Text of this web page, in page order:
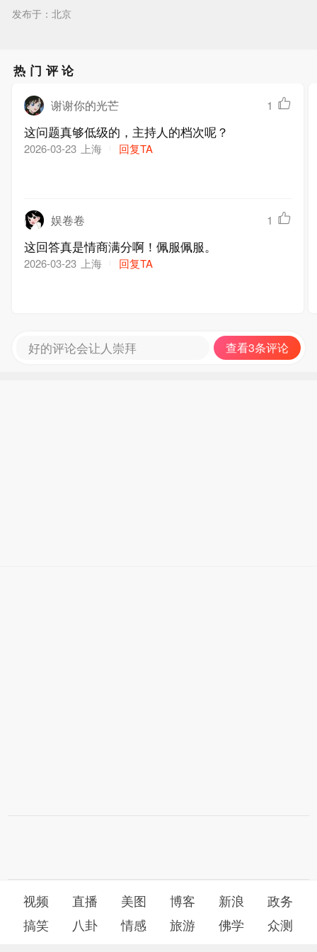
发布于：北京
热门评论
谢谢你的光芒 1
这问题真够低级的，主持人的档次呢？
2026-03-23 上海 回复TA
娱卷卷 1
这回答真是情商满分啊！佩服佩服。
2026-03-23 上海 回复TA
好的评论会让人崇拜 查看3条评论
视频 直播 美图 博客 新浪
政务
搞笑
八卦 情感 旅游 佛学 众测